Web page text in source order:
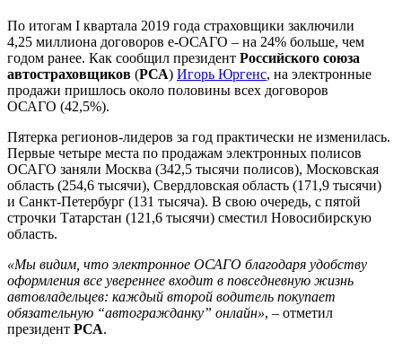
По итогам I квартала 2019 года страховщики заключили
4,25 миллиона договоров е-ОСАГО – на 24% больше, чем
годом ранее. Как сообщил президент Российского союза
автостраховщиков (РСА) Игорь Юргенс, на электронные
продажи пришлось около половины всех договоров
ОСАГО (42,5%).
Пятерка регионов-лидеров за год практически не изменилась.
Первые четыре места по продажам электронных полисов
ОСАГО заняли Москва (342,5 тысячи полисов), Московская
область (254,6 тысячи), Свердловская область (171,9 тысячи)
и Санкт-Петербург (131 тысяча). В свою очередь, с пятой
строчки Татарстан (121,6 тысячи) сместил Новосибирскую
область.
«Мы видим, что электронное ОСАГО благодаря удобству
оформления все увереннее входит в повседневную жизнь
автовладельцев: каждый второй водитель покупает
обязательную “автогражданку” онлайн», – отметил
президент РСА.